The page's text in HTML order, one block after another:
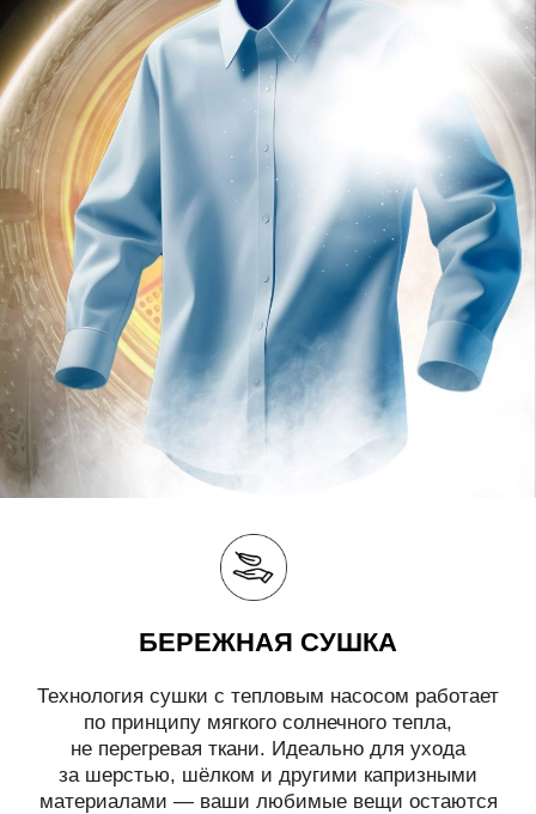
БЕРЕЖНАЯ СУШКА
Технология сушки с тепловым насосом работает
по принципу мягкого солнечного тепла,
не перегревая ткани. Идеально для ухода
за шерстью, шёлком и другими капризными
материалами — ваши любимые вещи остаются